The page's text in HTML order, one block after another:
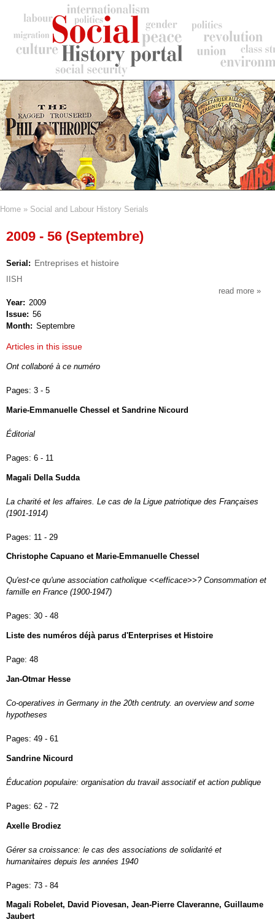
content
Home Social and Labour History Serials
2009 - 56 (Septembre)
Serial Entreprises et histoire
IISH
read more about
Year
2009
Issue
56
Month
Septembre
Articles in this issue
Ont collaboré à ce numéro
Pages: 3 - 5
Marie-Emmanuelle Chessel et Sandrine Nicourd
Éditorial
Pages: 6 - 11
Magali Della Sudda
La charité et les affaires. Le cas de la Ligue patriotique des Françaises
(1901-1914)
Pages: 11 - 29
Christophe Capuano et Marie-Emmanuelle Chessel
Qu'est-ce qu'une association catholique <<efficace>>? Consommation et
famille en France (1900-1947)
Pages: 30 - 48
Liste des numéros déjà parus d'Enterprises et Histoire
Page: 48
Jan-Otmar Hesse
Co-operatives in Germany in the 20th centruty. an overview and some
hypotheses
Pages: 49 - 61
Sandrine Nicourd
Éducation populaire: organisation du travail associatif et action publique
Pages: 62 - 72
Axelle Brodiez
Gérer sa croissance: le cas des associations de solidarité et
humanitaires depuis les années 1940
Pages: 73 - 84
Magali Robelet, David Piovesan, Jean-Pierre Claveranne, Guillaume
Jaubert